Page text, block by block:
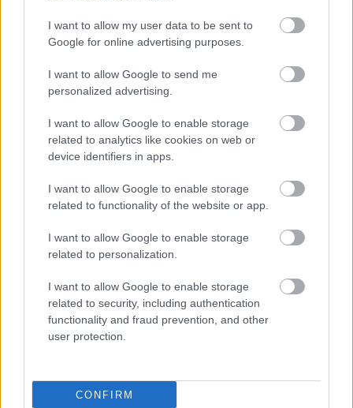
I want to allow my user data to be sent to
Google for online advertising purposes.
I want to allow Google to send me
personalized advertising.
I want to allow Google to enable storage
related to analytics like cookies on web or
device identifiers in apps.
I want to allow Google to enable storage
related to functionality of the website or app.
I want to allow Google to enable storage
related to personalization.
I want to allow Google to enable storage
related to security, including authentication
functionality and fraud prevention, and other
user protection.
CONFIRM
σου πρέπει να συνδεθείς